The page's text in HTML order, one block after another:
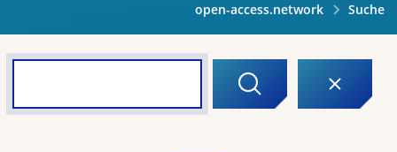
open-access.network Suche